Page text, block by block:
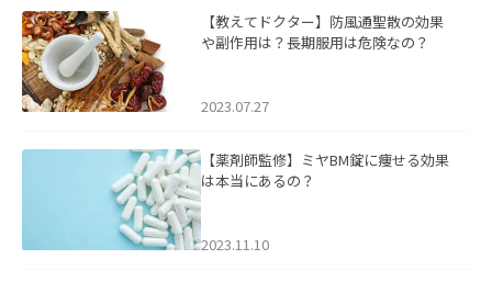
【教えてドクター】防風通聖散の効果
や副作用は？長期服用は危険なの？
2023.07.27
【薬剤師監修】ミヤBM錠に痩せる効果
は本当にあるの？
2023.11.10